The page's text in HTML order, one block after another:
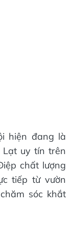
hiện đang là
uy tín trên
chất lượng
tiếp từ vườn
sóc khắt